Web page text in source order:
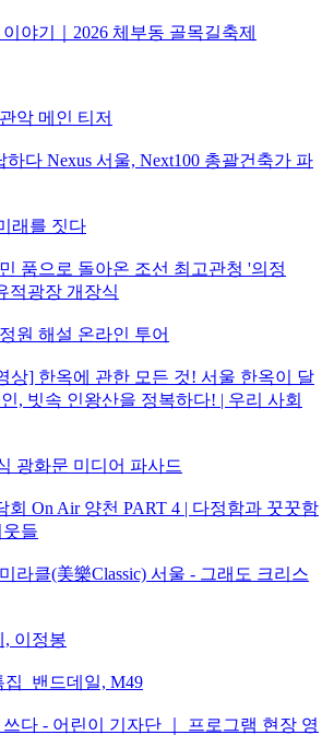
야기｜2026 체부동 골목길축제
악 메인 티저
다 Nexus 서울, Next100 총괄건축가 파
래를 짓다
품으로 돌아온 조선 최고관청 '의정
적광장 개장식
원 해설 온라인 투어
상] 한옥에 관한 모든 것! 서울 한옥이 달
, 빗속 인왕산을 정복하다! | 우리 사회
광화문 미디어 파사드
On Air 양천 PART 4 | 다정함과 꿋꿋함
들
라클(美樂Classic) 서울 - 그래도 크리스
이정봉
_밴드데일, M49
다 - 어린이 기자단 ｜ 프로그램 현장 영